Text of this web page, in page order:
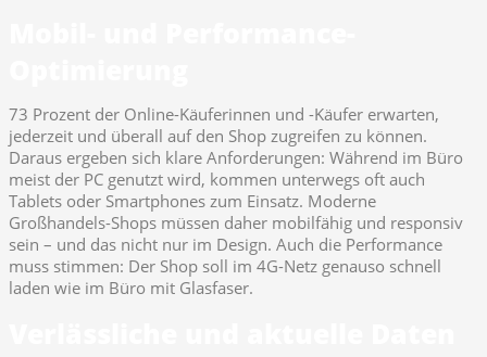
73 Prozent der Online-Käuferinnen und -Käufer erwarten,
jederzeit und überall auf den Shop zugreifen zu können.
Daraus ergeben sich klare Anforderungen: Während im Büro
meist der PC genutzt wird, kommen unterwegs oft auch
Tablets oder Smartphones zum Einsatz. Moderne
Großhandels-Shops müssen daher mobilfähig und responsiv
sein – und das nicht nur im Design. Auch die Performance
muss stimmen: Der Shop soll im 4G-Netz genauso schnell
laden wie im Büro mit Glasfaser.